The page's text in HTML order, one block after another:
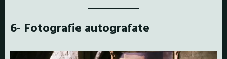
6- Fotografie autografate